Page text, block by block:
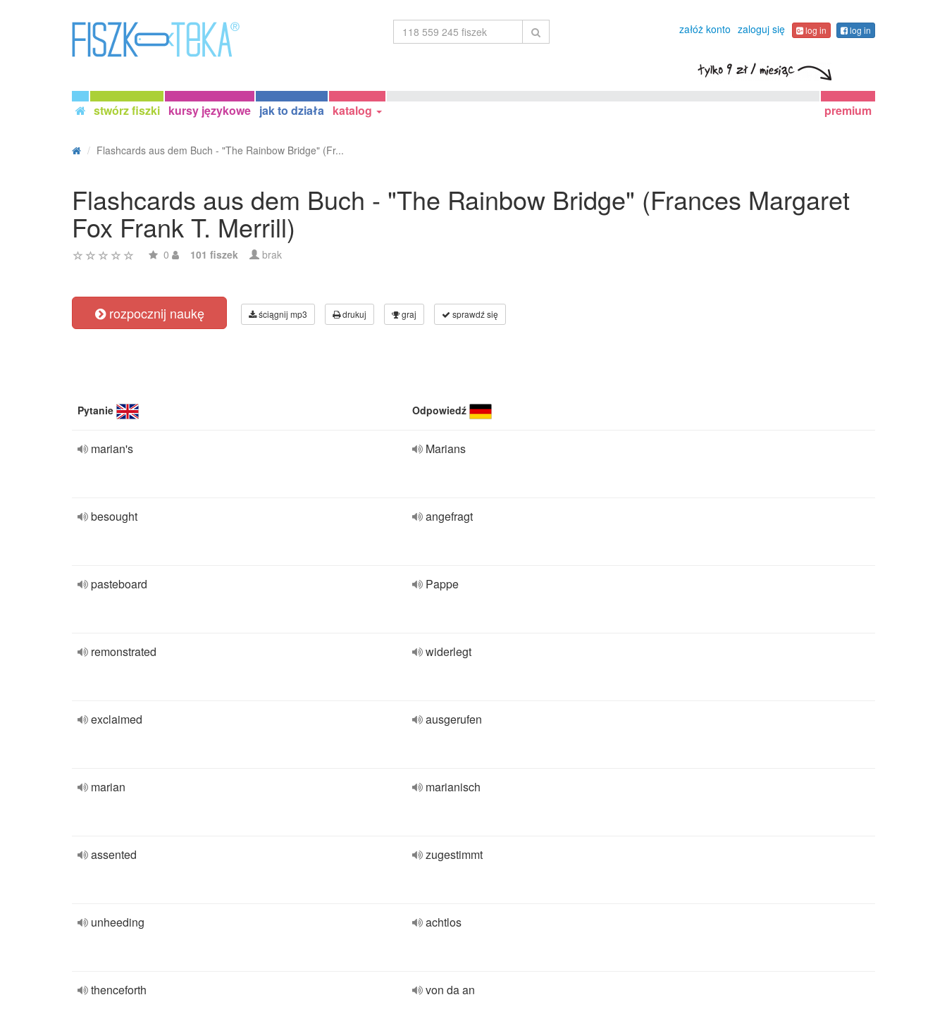
załóż konto zaloguj się log in log in
stwórz fiszki kursy językowe jak to działa katalog premium
Flashcards aus dem Buch - "The Rainbow Bridge" (Fr...
Flashcards aus dem Buch - "The Rainbow Bridge" (Frances Margaret
Fox Frank T. Merrill)
0 101 fiszek brak
rozpocznij naukę ściągnij mp3 drukuj graj sprawdź się
Pytanie Odpowiedź
marian's Marians
besought angefragt
pasteboard Pappe
remonstrated widerlegt
exclaimed ausgerufen
marian marianisch
assented zugestimmt
unheeding achtlos
thenceforth von da an